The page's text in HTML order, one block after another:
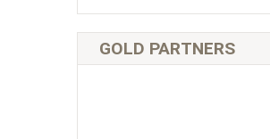
GOLD PARTNERS